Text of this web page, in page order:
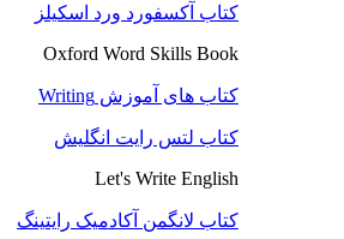
کتاب آکسفورد ورد اسکیلز
Oxford Word Skills Book
کتاب های آموزش Writing
کتاب لتس رایت انگلیش
Let's Write English
کتاب لانگمن آکادمیک رایتینگ